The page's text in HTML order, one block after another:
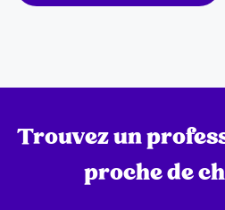
Trouvez un
proche de